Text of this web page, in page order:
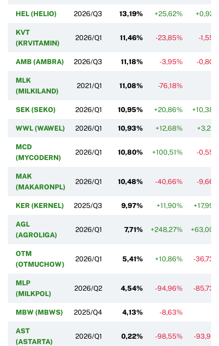
HEL (HELIO) 2026/Q3 13,19% +25,62%
KVT
(KRVITAMIN)
2026/Q1 11,46% -23,85% -
AMB (AMBRA) 2026/Q3 11,18% -3,95% -
MLK
(MILKILAND)
2021/Q1 11,08% -76,18%
SEK (SEKO) 2026/Q1 10,95% +20,86%
WWL (WAWEL) 2026/Q1 10,93% +12,68%
MCD
(MYCODERN)
2026/Q1 10,80% +100,51% -
MAK
(MAKARONPL)
2026/Q1 10,48% -40,66% -
KER (KERNEL) 2025/Q3 9,97% +11,90%
AGL
(AGROLIGA)
2026/Q1 7,71% +248,27%
OTM
(OTMUCHOW)
2026/Q1 5,41% +10,86% -
MLP
(MILKPOL)
2026/Q2 4,54% -94,96% -
MBW (MBWS) 2025/Q4 4,13% -8,63%
AST
(ASTARTA)
2026/Q1 0,22% -98,55% -